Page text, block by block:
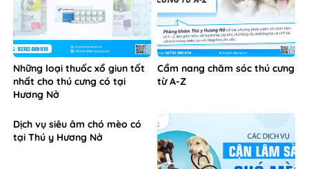
Những loại thuốc xổ giun tốt
nhất cho thú cưng có tại
Hương Nở
Cẩm nang chăm sóc thú cưng
từ A-Z
Dịch vụ siêu âm chó mèo có
tại Thú y Hương Nở